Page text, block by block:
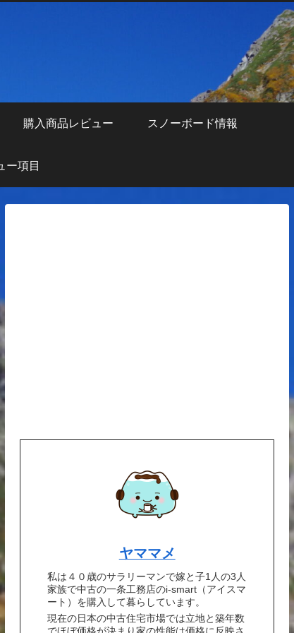
購入商品レビュー スノーボード情報
ー項目
ヤママメ
私は４０歳のサラリーマンで嫁と子1人の3人
家族で中古の一条工務店のi-smart（アイスマ
ート）を購入して暮らしています。
現在の日本の中古住宅市場では立地と築年数
でほぼ価格が決まり家の性能は価格に反映さ